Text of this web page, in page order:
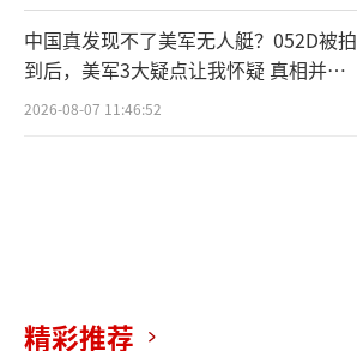
中国真发现不了美军无人艇？052D被拍
到后，美军3大疑点让我怀疑 真相并非
如此
2026-08-07 11:46:52
精彩推荐